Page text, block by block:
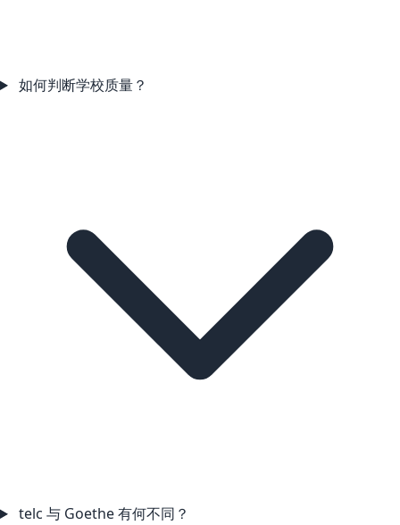
如何判断学校质量？
telc 与 Goethe 有何不同？